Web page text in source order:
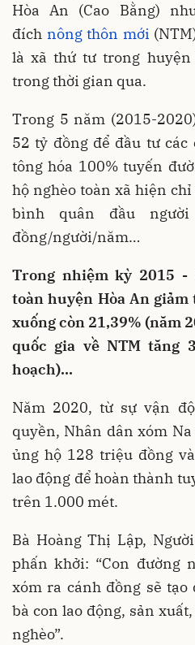
Hòa An (Cao Bằng)
đích nông thôn mới
là xã thứ tư trong
trong thời gian qua.
Trong 5 năm (2015-
52 tỷ đồng để đầu tư
tông hóa 100% tuyến
hộ nghèo toàn xã hiện
bình quân đầu
đồng/người/năm…
Trong nhiệm kỳ 2015 -
toàn huyện Hòa An giảm
xuống còn 21,39% (năm
quốc gia về NTM tăng
hoạch)…
Năm 2020, từ sự vận
quyền, Nhân dân xóm
ủng hộ 128 triệu đồng
lao động để hoàn thành
trên 1.000 mét.
Bà Hoàng Thị Lập,
phấn khởi: “Con đường
xóm ra cánh đồng sẽ
bà con lao động, sản
nghèo”.